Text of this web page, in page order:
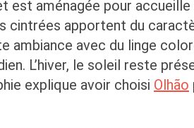
est aménagée pour
apportent du
ambiance avec du linge
L’hiver, le soleil reste
explique avoir choisi Olhão